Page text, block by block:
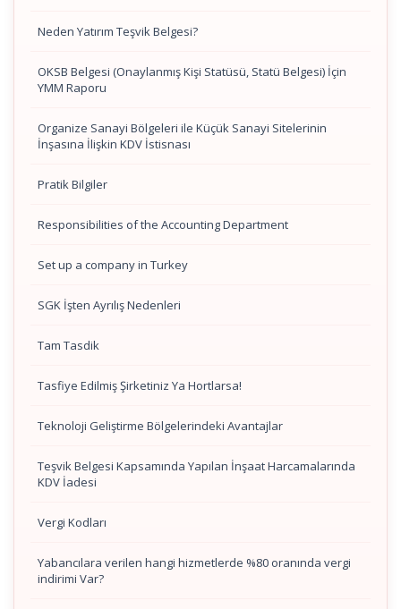
Neden Yatırım Teşvik Belgesi?
OKSB Belgesi (Onaylanmış Kişi Statüsü, Statü Belgesi) İçin
YMM Raporu
Organize Sanayi Bölgeleri ile Küçük Sanayi Sitelerinin
İnşasına İlişkin KDV İstisnası
Pratik Bilgiler
Responsibilities of the Accounting Department
Set up a company in Turkey
SGK İşten Ayrılış Nedenleri
Tam Tasdik
Tasfiye Edilmiş Şirketiniz Ya Hortlarsa!
Teknoloji Geliştirme Bölgelerindeki Avantajlar
Teşvik Belgesi Kapsamında Yapılan İnşaat Harcamalarında
KDV İadesi
Vergi Kodları
Yabancılara verilen hangi hizmetlerde %80 oranında vergi
indirimi Var?